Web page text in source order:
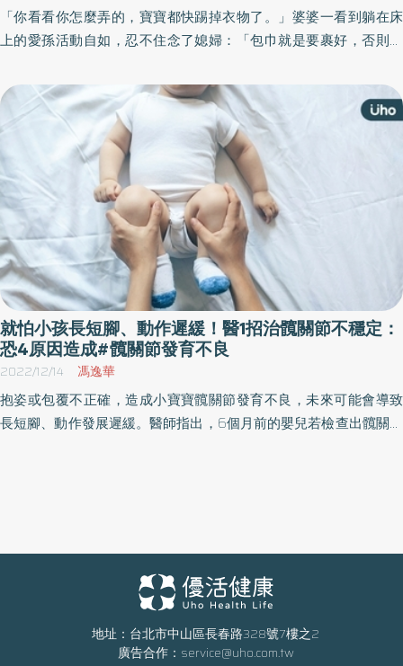
「你看看你怎麼弄的，寶寶都快踢掉衣物了。」婆婆一看到躺在床
上的愛孫活動自如，忍不住念了媳婦：「包巾就是要裹好，否則寶
不知道如果襁褓包的太緊，讓會增加髖關節發育不良的機率，以後
可是走路一拐一拐，更麻煩呢！」《優活健康網》特摘外科專科醫
師白映俞所撰寫此文，分享髖關節發育不良的影響、原因、症狀與
治療。
就怕小孩長短腳、動作遲緩！醫1招治髖關節不穩定：
恐4原因造成#髖關節發育不良
2022/12/14 馮逸華
抱姿或包覆不正確，造成小寶寶髖關節發育不良，未來可能會導致
長短腳、動作發展遲緩。醫師指出，6個月前的嬰兒若檢查出髖關節
地址：台北市中山區長春路328號7樓之2
廣告合作： service@uho.com.tw